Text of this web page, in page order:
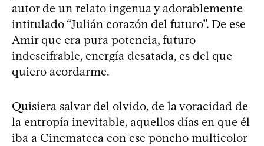
autor de un relato ingenua y adorablemente
intitulado “Julián corazón del futuro”. De ese
Amir que era pura potencia, futuro
indescifrable, energía desatada, es del que
quiero acordarme.
Quisiera salvar del olvido, de la voracidad de
la entropía inevitable, aquellos días en que él
iba a Cinemateca con ese poncho multicolor